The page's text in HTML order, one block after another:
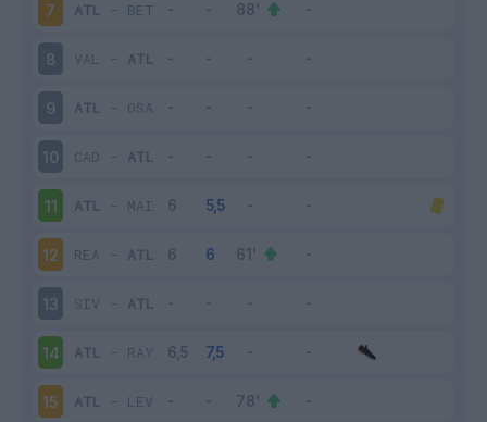
7 ATL - BET
8 VAL - ATL
9 ATL - OSA
10 CAD - ATL
11 ATL - MAI
12 REA - ATL
13 SIV - ATL
14 ATL - RAY
15 ATL - LEV